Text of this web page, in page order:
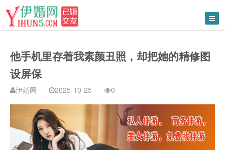
他手机里存着我素颜丑照，却把她的精修图
设屏保
伊婚网 2025-10-25 0